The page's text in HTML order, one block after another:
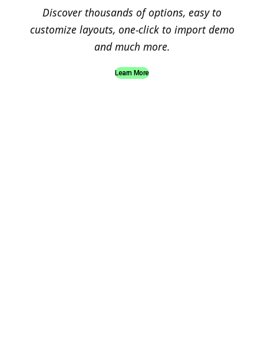
Discover thousands of options, easy to
customize layouts, one-click to import demo
and much more.
Learn More